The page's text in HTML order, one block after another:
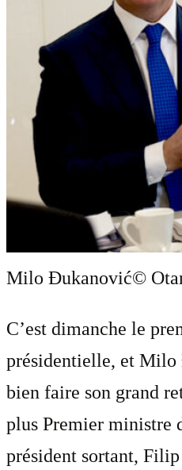
Milo Đukanović©
C’est dimanche le
présidentielle, et Milo
bien faire son grand
plus Premier ministre
président sortant,